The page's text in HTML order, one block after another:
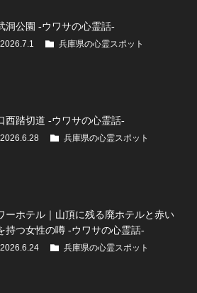
洞公園 -ウワサの心霊話-
2026.7.1 兵庫県の心霊スポット
西踏切道 -ウワサの心霊話-
2026.6.28 兵庫県の心霊スポット
ーホテル｜山頂に残る廃ホテルと赤い
持つ女性の噂 -ウワサの心霊話-
2026.6.24 兵庫県の心霊スポット